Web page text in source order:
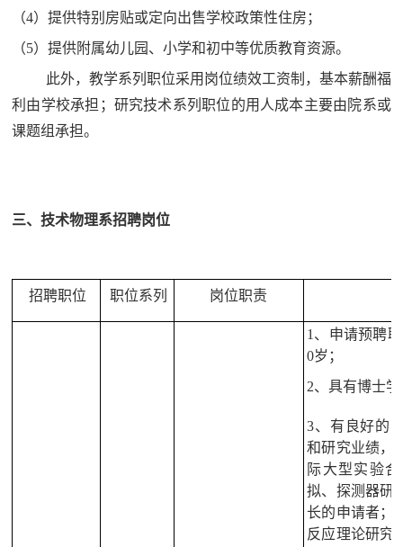
（4）提供特别房贴或定向出售学校政策性住房；
（5）提供附属幼儿园、小学和初中等优质教育资源。
此外，教学系列职位采用岗位绩效工资制，基本薪酬福
利由学校承担；研究技术系列职位的用人成本主要由院系或
课题组承担。
三、技术物理系招聘岗位
招聘职位 职位系列 岗位职责
1、申请预聘
0岁；
2、具有博士
3、 有良好的
和研究业绩，
际大型实验
拟、探测器研
长的申请者；
反应理论研究